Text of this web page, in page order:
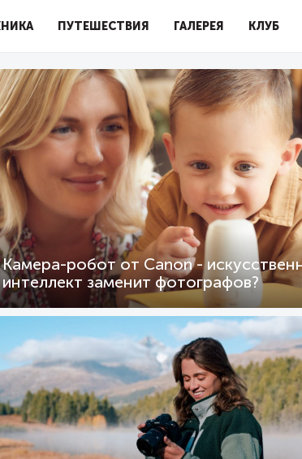
ПУТЕШЕСТВИЯ ГАЛЕРЕЯ КЛУБ
Камера-робот от Canon -
интеллект заменит фотографов?